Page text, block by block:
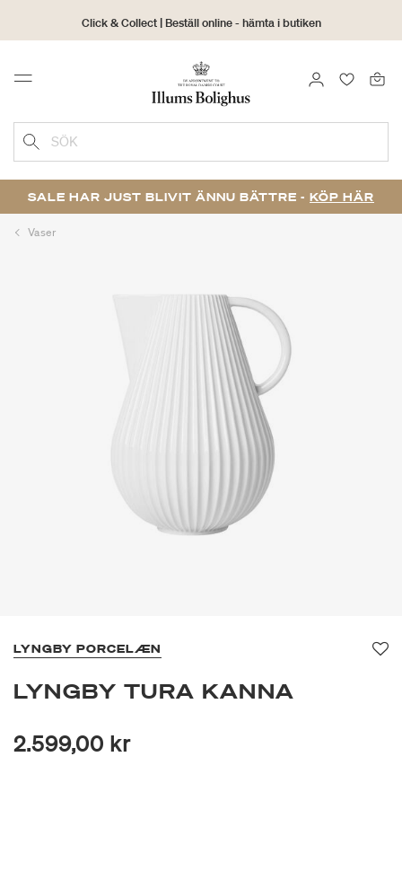
Click & Collect | Beställ online - hämta i butiken
30 dagars returrätt
Menu LOGGA IN
SÖK
SALE HAR JUST BLIVIT ÄNNU BÄTTRE - KÖP HÄR
Vaser
LYNGBY PORCELÆN
LYNGBY TURA KANNA
2.599,00 kr